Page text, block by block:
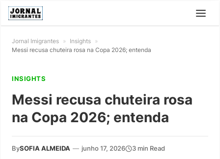
Jornal Imigrantes » Insights »
Messi recusa chuteira rosa na Copa 2026; entenda
INSIGHTS
Messi recusa chuteira rosa
na Copa 2026; entenda
BySOFIA ALMEIDA — junho 17, 2026 3 min Read